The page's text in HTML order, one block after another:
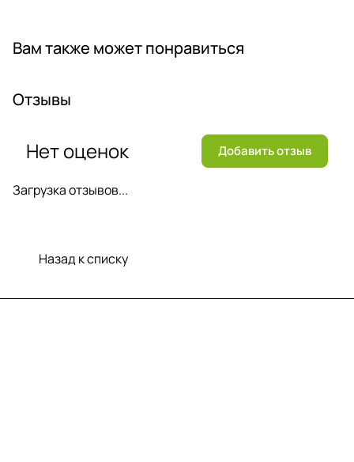
Вам также может понравиться
Отзывы
Загрузка отзывов...
Нет оценок Добавить отзыв
Назад к списку